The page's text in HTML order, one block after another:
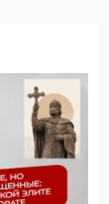
но
намерено
право
объекты от